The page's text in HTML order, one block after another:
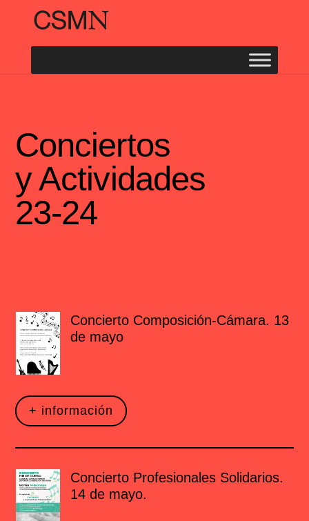
Conciertos
y Actividades
23-24
Concierto Composición-Cámara. 13
de mayo
+ información
Concierto Profesionales Solidarios.
14 de mayo.